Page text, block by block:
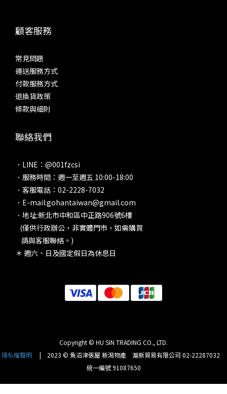
顧客服務
常見問題
運送服務方式
付款服務方式
退換貨政策
條款與細則
聯絡我們
．LINE：@001fzcsi
．服務時間：週一至週五 10:00-18:00
．客服電話：02-2228-7032
．E-mail:gohantaiwan@gmail.com
．地址:新北市中和區中正路906號6樓
(僅供行政辦公，非實體門市，如需購買
請與客服聯絡。)
＊ 週六、日及國定假日為休息日
Copyright © HU SIN TRADING CO., LTD.
隱私權聲明| 2023 © 魚沼津張屋 新潟物產 滬新貿易有限公司 02-22287032
統一編號 91087650